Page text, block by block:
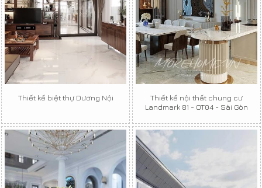
Thiết kế biệt thự Dương Nội
Thiết kế nội thất chung cư
Landmark 81 - OT04 - Sài Gòn